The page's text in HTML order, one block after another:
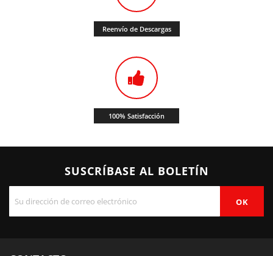
Reenvío de Descargas
100% Satisfacción
SUSCRÍBASE AL BOLETÍN